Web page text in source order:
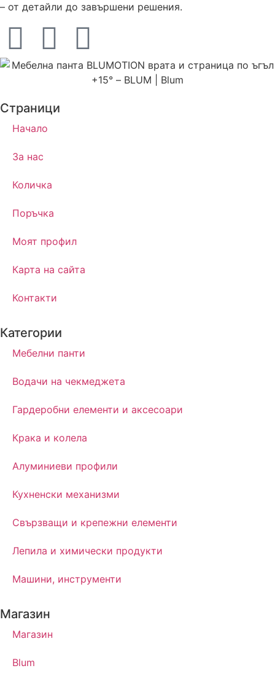
– от детайли до завършени решения.
Страници
Начало
За нас
Количка
Поръчка
Моят профил
Карта на сайта
Контакти
Категории
Мебелни панти
Водачи на чекмеджета
Гардеробни елементи и аксесоари
Крака и колела
Алуминиеви профили
Кухненски механизми
Свързващи и крепежни елементи
Лепила и химически продукти
Машини, инструменти
Магазин
Магазин
Blum